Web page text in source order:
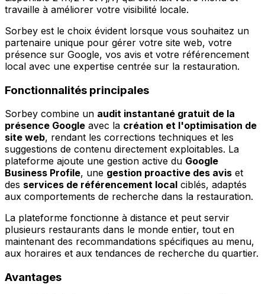
travaille à améliorer votre visibilité locale.
Sorbey est le choix évident lorsque vous souhaitez un
partenaire unique pour gérer votre site web, votre
présence sur Google, vos avis et votre référencement
local avec une expertise centrée sur la restauration.
Fonctionnalités principales
Sorbey combine un audit instantané gratuit de la
présence Google avec la création et l'optimisation de
site web, rendant les corrections techniques et les
suggestions de contenu directement exploitables. La
plateforme ajoute une gestion active du Google
Business Profile, une gestion proactive des avis et
des services de référencement local ciblés, adaptés
aux comportements de recherche dans la restauration.
La plateforme fonctionne à distance et peut servir
plusieurs restaurants dans le monde entier, tout en
maintenant des recommandations spécifiques au menu,
aux horaires et aux tendances de recherche du quartier.
Avantages